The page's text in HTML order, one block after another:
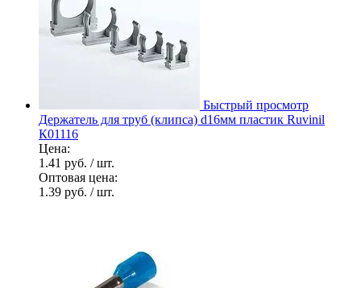
Быстрый просмотр
Держатель для труб (клипса) d16мм пластик Ruvinil
К01116
Цена:
1.41 руб. / шт.
Оптовая цена:
1.39 руб. / шт.